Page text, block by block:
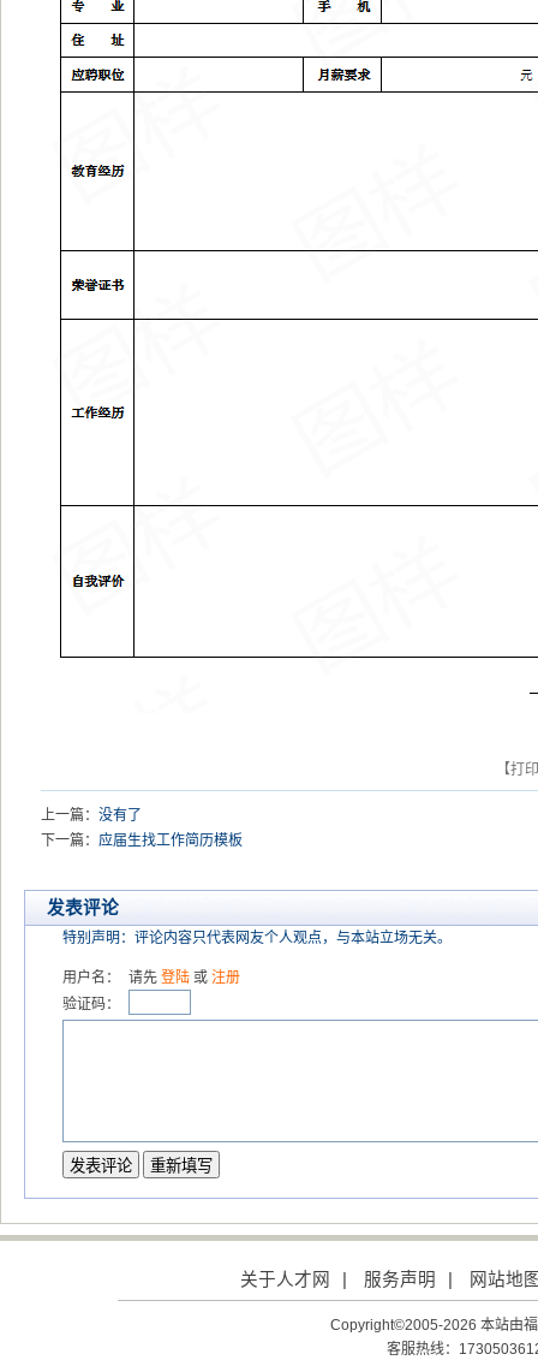
【打
上一篇：没有了
下一篇：应届生找工作简历模板
发表评论
特别声明：评论内容只代表网友个人观点，与本站立场无关。
用户名： 请先 登陆或 注册
验证码：
关于人才网 服务声明 网站地
Copyright©2005-2026 本站由
客服热线：